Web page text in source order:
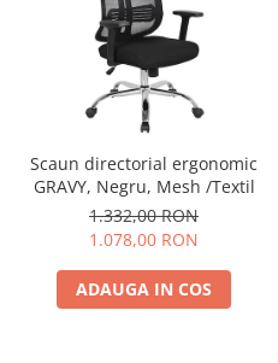
Scaun directorial ergonomic
GRAVY, Negru, Mesh /Textil
1.332,00 RON
1.078,00 RON
ADAUGA IN COS